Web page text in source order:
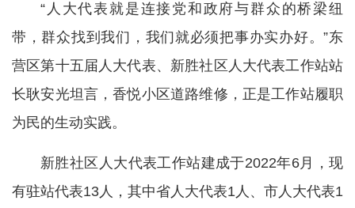
“人大代表就是连接党和政府与群众的桥梁纽
带，群众找到我们，我们就必须把事办实办好。”东
营区第十五届人大代表、新胜社区人大代表工作站站
长耿安光坦言，香悦小区道路维修，正是工作站履职
为民的生动实践。
新胜社区人大代表工作站建成于2022年6月，现
有驻站代表13人，其中省人大代表1人、市人大代表1